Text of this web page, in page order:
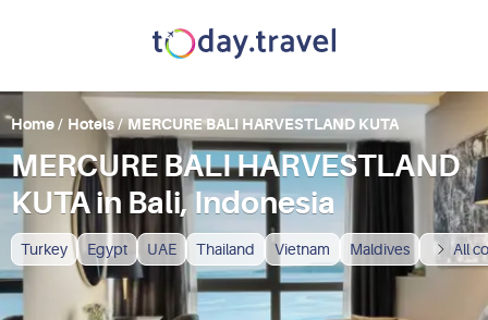
Turkey Egypt UAE Thailand Vietnam Maldives All
Home/ Hotels/ MERCURE BALI HARVESTLAND KUTA
MERCURE BALI HARVESTLAND
KUTA in Bali, Indonesia